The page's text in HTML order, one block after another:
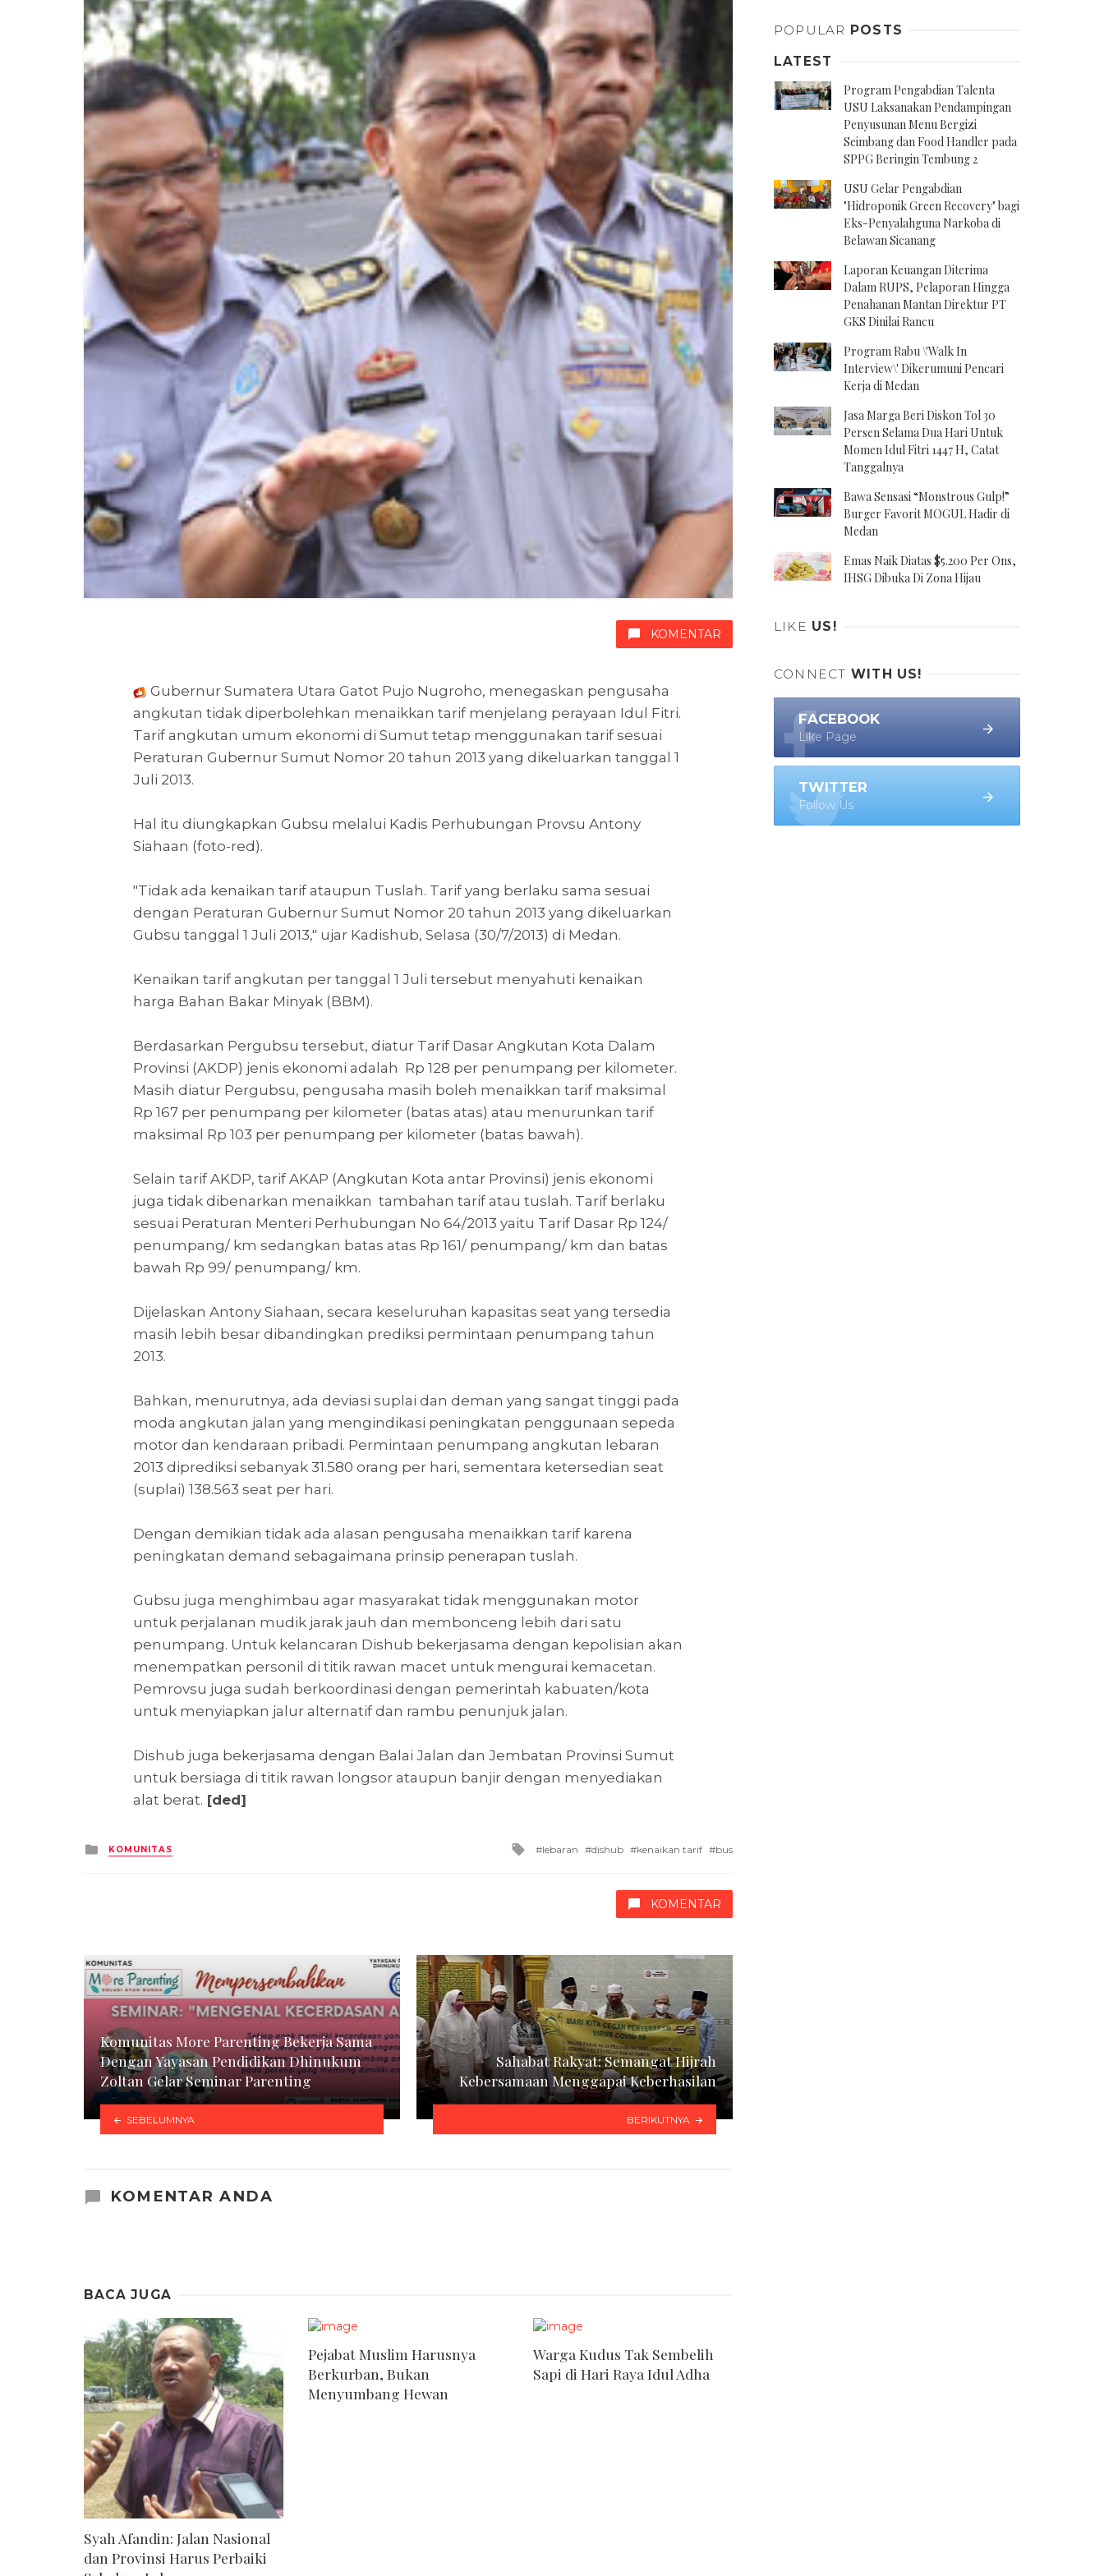
KOMENTAR
Gubernur Sumatera Utara Gatot Pujo Nugroho, menegaskan pengusaha
angkutan tidak diperbolehkan menaikkan tarif menjelang perayaan Idul Fitri.
Tarif angkutan umum ekonomi di Sumut tetap menggunakan tarif sesuai
Peraturan Gubernur Sumut Nomor 20 tahun 2013 yang dikeluarkan tanggal 1
Juli 2013.
Hal itu diungkapkan Gubsu melalui Kadis Perhubungan Provsu Antony
Siahaan (foto-red).
"Tidak ada kenaikan tarif ataupun Tuslah. Tarif yang berlaku sama sesuai
dengan Peraturan Gubernur Sumut Nomor 20 tahun 2013 yang dikeluarkan
Gubsu tanggal 1 Juli 2013," ujar Kadishub, Selasa (30/7/2013) di Medan.
Kenaikan tarif angkutan per tanggal 1 Juli tersebut menyahuti kenaikan
harga Bahan Bakar Minyak (BBM).
Berdasarkan Pergubsu tersebut, diatur Tarif Dasar Angkutan Kota Dalam
Provinsi (AKDP) jenis ekonomi adalah Rp 128 per penumpang per kilometer.
Masih diatur Pergubsu, pengusaha masih boleh menaikkan tarif maksimal
Rp 167 per penumpang per kilometer (batas atas) atau menurunkan tarif
maksimal Rp 103 per penumpang per kilometer (batas bawah).
Selain tarif AKDP, tarif AKAP (Angkutan Kota antar Provinsi) jenis ekonomi
juga tidak dibenarkan menaikkan tambahan tarif atau tuslah. Tarif berlaku
sesuai Peraturan Menteri Perhubungan No 64/2013 yaitu Tarif Dasar Rp 124/
penumpang/ km sedangkan batas atas Rp 161/ penumpang/ km dan batas
bawah Rp 99/ penumpang/ km.
Dijelaskan Antony Siahaan, secara keseluruhan kapasitas seat yang tersedia
masih lebih besar dibandingkan prediksi permintaan penumpang tahun
2013.
Bahkan, menurutnya, ada deviasi suplai dan deman yang sangat tinggi pada
moda angkutan jalan yang mengindikasi peningkatan penggunaan sepeda
motor dan kendaraan pribadi. Permintaan penumpang angkutan lebaran
2013 diprediksi sebanyak 31.580 orang per hari, sementara ketersedian seat
(suplai) 138.563 seat per hari.
Dengan demikian tidak ada alasan pengusaha menaikkan tarif karena
peningkatan demand sebagaimana prinsip penerapan tuslah.
Gubsu juga menghimbau agar masyarakat tidak menggunakan motor
untuk perjalanan mudik jarak jauh dan membonceng lebih dari satu
penumpang. Untuk kelancaran Dishub bekerjasama dengan kepolisian akan
menempatkan personil di titik rawan macet untuk mengurai kemacetan.
Pemrovsu juga sudah berkoordinasi dengan pemerintah kabuaten/kota
untuk menyiapkan jalur alternatif dan rambu penunjuk jalan.
Dishub juga bekerjasama dengan Balai Jalan dan Jembatan Provinsi Sumut
untuk bersiaga di titik rawan longsor ataupun banjir dengan menyediakan
alat berat. [ded]
Posted
in
KOMUNITAS
Tagged
lebaran dishub kenaikan tarif bus
KOMENTAR
Komunitas More Parenting Bekerja Sama
Dengan Yayasan Pendidikan Dhinukum
Zoltan Gelar Seminar Parenting
SEBELUMNYA
Sahabat Rakyat: Semangat Hijrah
Kebersamaan Menggapai Keberhasilan
BERIKUTNYA
KOMENTAR ANDA
BACA JUGA
Syah Afandin: Jalan Nasional
dan Provinsi Harus Perbaiki
Pejabat Muslim Harusnya
Berkurban, Bukan
Menyumbang Hewan
Warga Kudus Tak Sembelih
Sapi di Hari Raya Idul Adha
POPULAR POSTS
LATEST
Program Pengabdian Talenta
USU Laksanakan Pendampingan
Penyusunan Menu Bergizi
Seimbang dan Food Handler pada
SPPG Beringin Tembung 2
USU Gelar Pengabdian
"Hidroponik Green Recovery" bagi
Eks-Penyalahguna Narkoba di
Belawan Sicanang
Laporan Keuangan Diterima
Dalam RUPS, Pelaporan Hingga
Penahanan Mantan Direktur PT
GKS Dinilai Rancu
Program Rabu \'Walk In
Interview\' Dikerumuni Pencari
Kerja di Medan
Jasa Marga Beri Diskon Tol 30
Persen Selama Dua Hari Untuk
Momen Idul Fitri 1447 H, Catat
Tanggalnya
Bawa Sensasi “Monstrous Gulp!”
Burger Favorit MOGUL Hadir di
Medan
Emas Naik Diatas $5.200 Per Ons,
IHSG Dibuka Di Zona Hijau
LIKE US!
CONNECT WITH US!
FACEBOOK
Like Page
TWITTER
Follow Us